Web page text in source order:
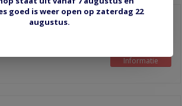
SB175 175A rood
Informatie
goed is weer open op zaterdag 22
augustus.